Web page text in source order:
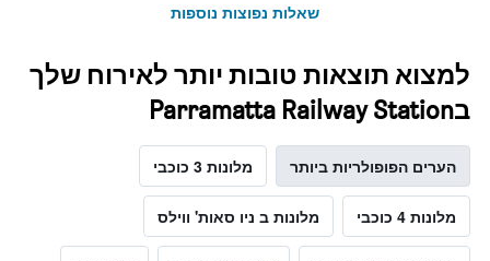
שאלות נפוצות נוספות
למצוא תוצאות טובות יותר לאירוח שלך
בParramatta Railway Station
הערים הפופולריות ביותר מלונות 3 כוכבי
מלונות 4 כוכבי מלונות ב ניו סאות' ווילס